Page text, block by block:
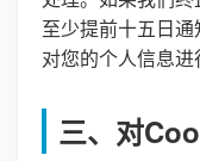
至少提前十五日
对您的个人信息进
三、对